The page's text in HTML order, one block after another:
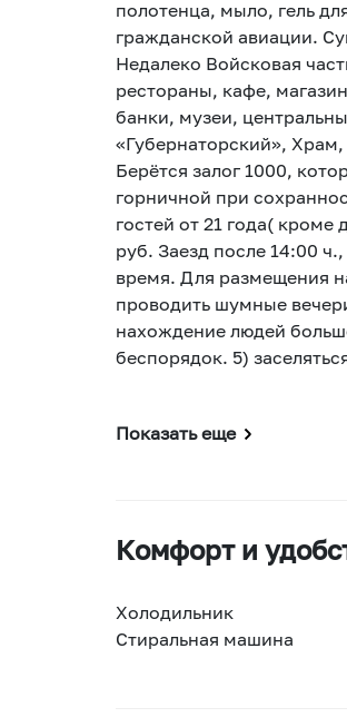
полотенца, мыло, гель
гражданской авиации.
Недалеко Войсковая
рестораны, кафе,
банки, музеи,
«Губернаторский»,
Берётся залог 1000,
горничной при
гостей от 21 года(
руб. Заезд после 14:00
время. Для размещения
проводить шумные
нахождение людей
беспорядок. 5)
Показать еще
Комфорт и
Холодильник
Стиральная машина